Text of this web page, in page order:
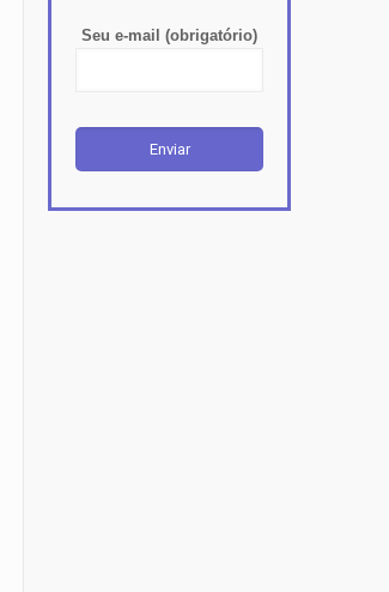
Seu e-mail (obrigatório)